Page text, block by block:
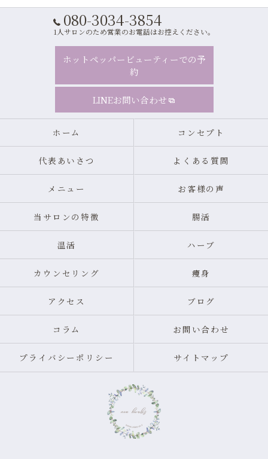
080-3034-3854
1人サロンのため営業のお電話はお控えください。
ホットペッパービューティーでの予
約
LINEお問い合わせ
ホーム コンセプト
代表あいさつ よくある質問
メニュー お客様の声
当サロンの特徴 腸活
温活 ハーブ
カウンセリング 痩身
アクセス ブログ
コラム お問い合わせ
プライバシーポリシー サイトマップ